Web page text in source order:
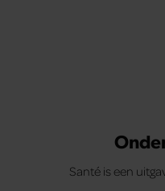
Santé is een